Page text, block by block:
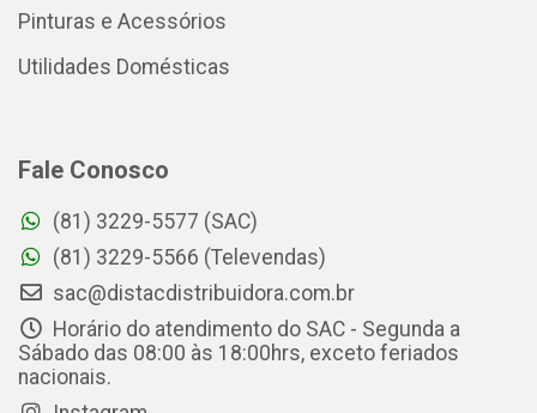
Pinturas e Acessórios
Utilidades Domésticas
Fale Conosco
(81) 3229-5577 (SAC)
(81) 3229-5566 (Televendas)
sac@distacdistribuidora.com.br
Horário do atendimento do SAC - Segunda a
Sábado das 08:00 às 18:00hrs, exceto feriados
nacionais.